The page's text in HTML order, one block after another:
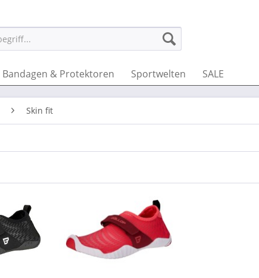
Bandagen & Protektoren Sportwelten SALE
Skin fit